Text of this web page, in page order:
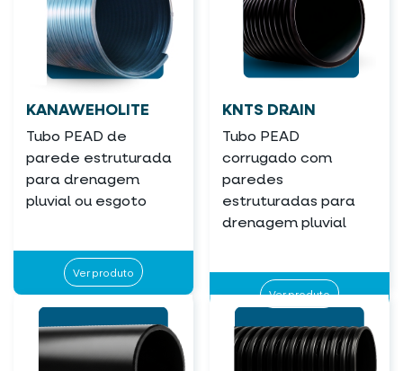
KANAWEHOLITE
Tubo PEAD de
parede estruturada
para drenagem
pluvial ou esgoto
Ver produto
KNTS DRAIN
Tubo PEAD
corrugado com
paredes
estruturadas para
drenagem pluvial
Ver produto